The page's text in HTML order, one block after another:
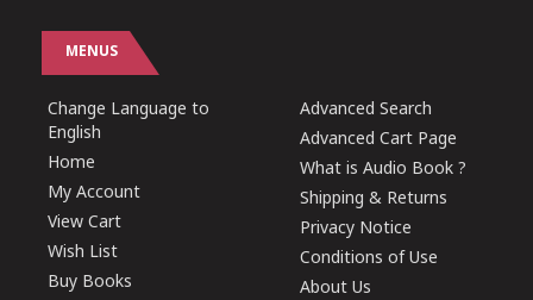
MENUS
Change Language to
English
Home
My Account
View Cart
Wish List
Buy Books
Advanced Search
Advanced Cart Page
What is Audio Book ?
Shipping & Returns
Privacy Notice
Conditions of Use
About Us